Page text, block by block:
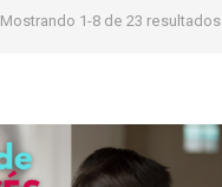
Mostrando 1-8 de 23 resultados